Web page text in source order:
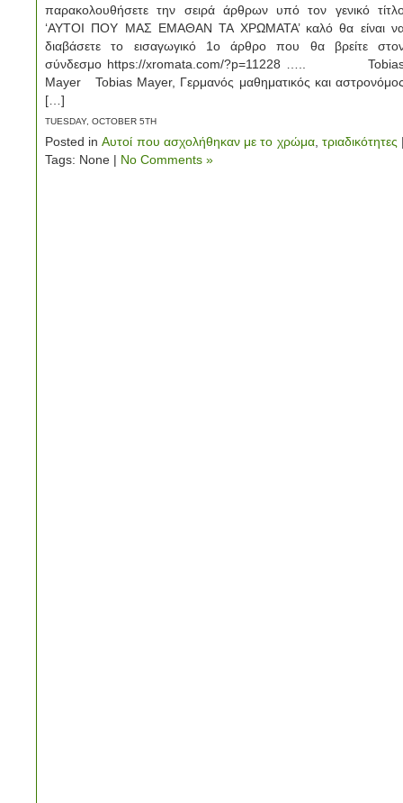
παρακολουθήσετε την σειρά άρθρων υπό τον γενικό
‘ΑΥΤΟΙ ΠΟΥ ΜΑΣ ΕΜΑΘΑΝ ΤΑ ΧΡΩΜΑΤΑ’ καλό θα είναι
διαβάσετε τo εισαγωγικό 1ο άρθρο που θα βρείτε
σύνδεσμο https://xromata.com/?p=11228 …..
Mayer Tobias Mayer, Γερμανός μαθηματικός και
[…]
TUESDAY, OCTOBER 5TH
Posted inΑυτοί που ασχολήθηκαν με το χρώμα, τριαδικότητες
Tags: None | No Comments »